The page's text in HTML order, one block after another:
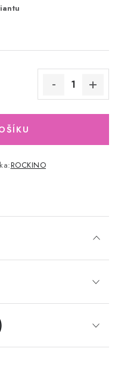
ROCKINO